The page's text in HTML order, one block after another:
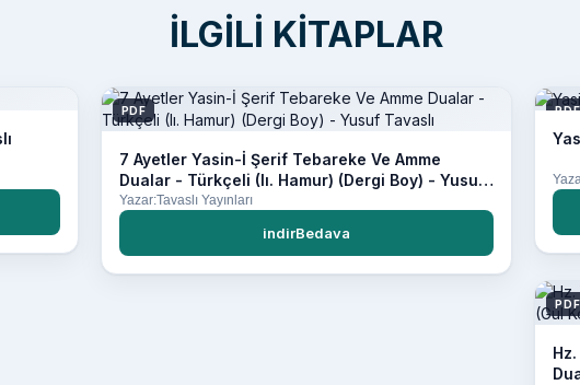
İLGILI KITAPLAR
PDF
7 Ayetler Yasin-İ Şerif Tebareke Ve Amme
Dualar - Türkçeli (Iı. Hamur) (Dergi Boy) - Yusuf
Tavaslı
Yazar:Tavaslı Yayınları
indirBedava
PDF
PDF